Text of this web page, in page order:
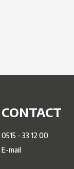
CONTACT
0515 - 33 12 00
E-mail